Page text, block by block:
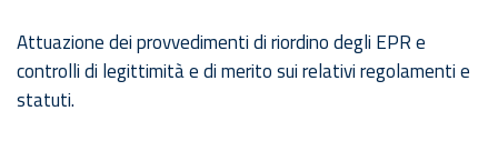
Attuazione dei provvedimenti di riordino degli EPR e
controlli di legittimità e di merito sui relativi regolamenti e
statuti.